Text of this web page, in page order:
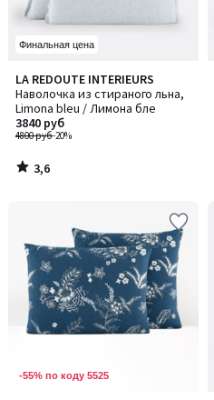
Финальная цена
LA REDOUTE INTERIEURS
Наволочка из стираного льна,
Limona bleu / Лимона бле
4800 руб-20%
3840 руб
3,6
/ 5
3,6
/
-55% по коду 5525